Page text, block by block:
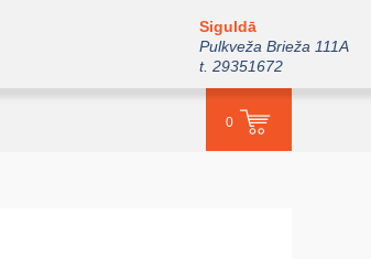
Siguldā
Pulkveža Brieža 111A
t. 29351672
0